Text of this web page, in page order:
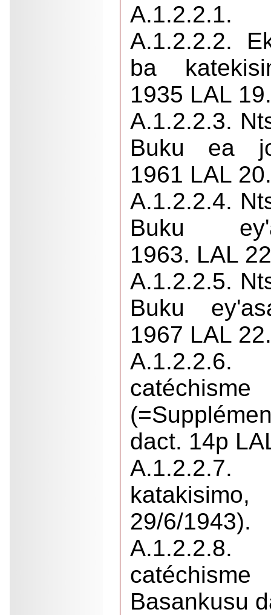
A.1.2.2.1.
A.1.2.2.2.
ba
1935 LAL
A.1.2.2.3.
Buku ea
1961 LAL
A.1.2.2.4.
Buku
1963. LAL
A.1.2.2.5.
Buku
1967 LAL
dact. 14p
29/6/1943).
Basankusu